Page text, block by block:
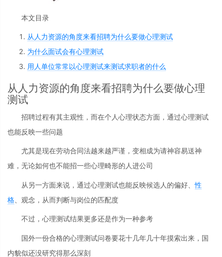
本文目录
从人力资源的角度来看招聘为什么要做心理测试
为什么面试会有心理测试
用人单位常常以心理测试来测试求职者的什么
从人力资源的角度来看招聘为什么要做心理
测试
招聘过程有其主观性，而在个人心理状态方面，通过心理测试
也能反映一些问题
尤其是现在劳动合同法越来越严谨，变相成为请神容易送神
难，无论如何也不能招一些心理畸形的人进公司
从另一方面来说，通过心理测试也能反映候选人的偏好、性
格 、观念，从而判断与岗位的匹配度
不过，心理测试结果更多还是作为一种参考
国外一份合格的心理测试问卷要花十几年几十年摸索出来，国
内貌似还没研究得那么深刻